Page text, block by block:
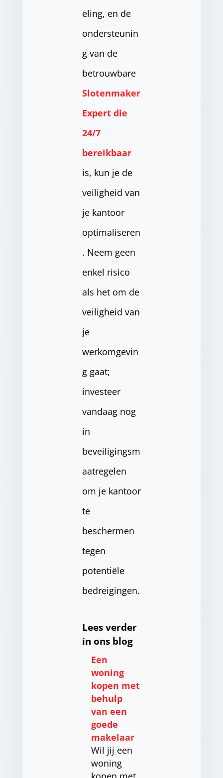
eling, en de
ondersteunin
g van de
betrouwbare
Slotenmaker
Expert die
24/7
bereikbaar
is, kun je de
veiligheid van
je kantoor
optimaliseren
. Neem geen
enkel risico
als het om de
veiligheid van
je
werkomgevin
g gaat;
investeer
vandaag nog
in
beveiligingsm
aatregelen
om je kantoor
te
beschermen
tegen
potentiële
bedreigingen.
Lees verder
in ons blog
Een
woning
kopen met
behulp
van een
goede
makelaar
Wil jij een
woning